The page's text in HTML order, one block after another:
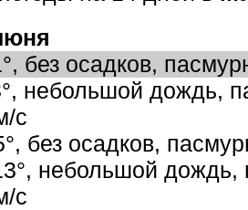
без осадков,
небольшой дождь,
с
без осадков,
небольшой дождь,
с